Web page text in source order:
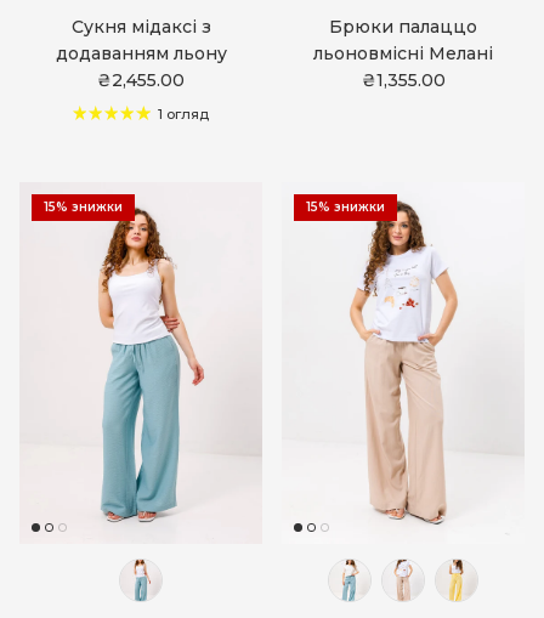
Сукня мідаксі з
додаванням льону
₴2,455.00
1 огляд
Брюки палаццо
льоновмісні Мелані
₴1,355.00
15% знижки 15% знижки